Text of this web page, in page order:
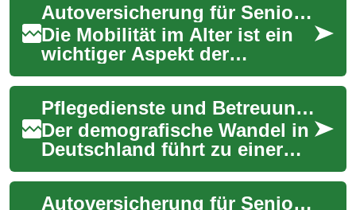
Autoversicherung für Senioren: Alles, was Sie wissen müssen
Die Mobilität im Alter ist ein
wichtiger Aspekt der
Lebensqualität. Viele
Senioren möchten auch im
fortgeschrittenen ...
Pflegedienste und Betreuung für Senioren: Was Sie wissen müssen
Der demografische Wandel in
Deutschland führt zu einer
steigenden Nachfrage nach
qualifizierten Pflegediensten
Autoversicherung für Senioren: Was Sie wissen müssen